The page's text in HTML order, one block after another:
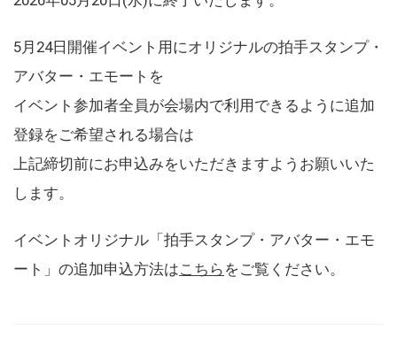
5月24日開催イベント用にオリジナルの拍手スタンプ・
アバター・エモートを
イベント参加者全員が会場内で利用できるように追加
登録をご希望される場合は
上記締切前にお申込みをいただきますようお願いいた
します。
イベントオリジナル「拍手スタンプ・アバター・エモ
ート」の追加申込方法はこちら をご覧ください。